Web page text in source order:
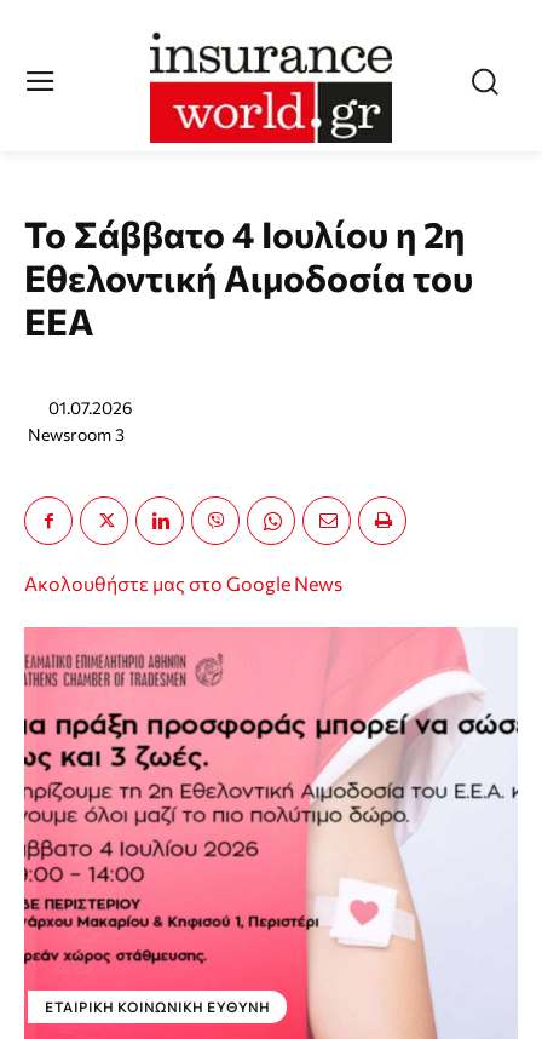
Το Σάββατο 4 Ιουλίου η 2η
Εθελοντική Αιμοδοσία του
ΕΕΑ
01.07.2026
Newsroom 3
Ακολουθήστε μας στο Google News
ΕΤΑΙΡΙΚΉ ΚΟΙΝΩΝΙΚΉ ΕΥΘΎΝΗ